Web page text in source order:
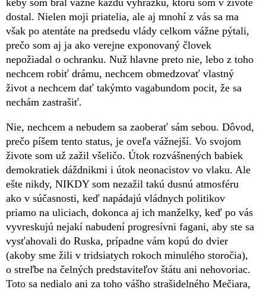
dostal. Nielen moji priatelia, ale aj mnohí z vás sa ma
však po atentáte na predsedu vlády celkom vážne pýtali,
prečo som aj ja ako verejne exponovaný človek
nepožiadal o ochranku. Nuž hlavne preto nie, lebo z toho
nechcem robiť drámu, nechcem obmedzovať vlastný
život a nechcem dať takýmto vagabundom pocit, že sa
nechám zastrašiť.
Nie, nechcem a nebudem sa zaoberať sám sebou. Dôvod,
prečo píšem tento status, je oveľa vážnejší. Vo svojom
živote som už zažil všeličo. Útok rozvášnených babiek
demokratiek dáždnikmi i útok neonacistov vo vlaku. Ale
ešte nikdy, NIKDY som nezažil takú dusnú atmosféru
ako v súčasnosti, keď napádajú vládnych politikov
priamo na uliciach, dokonca aj ich manželky, keď po vás
vyvreskujú nejakí nabudení progresívni fagani, aby ste sa
vysťahovali do Ruska, prípadne vám kopú do dvier
(akoby sme žili v tridsiatych rokoch minulého storočia),
o streľbe na čelných predstaviteľov štátu ani nehovoriac.
Toto sa nedialo ani za toho vášho strašidelného Mečiara,